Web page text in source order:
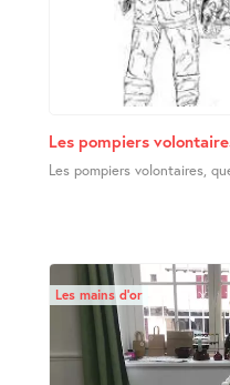
Les pompiers
Les pompiers volontaires,
Les mains d’or